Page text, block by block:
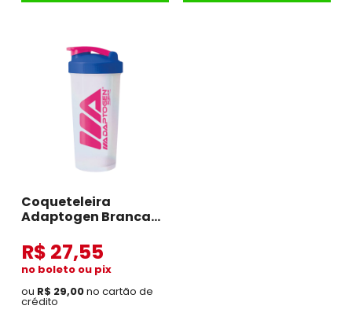
Coqueteleira
Adaptogen Branca
R$ 27,55
no boleto ou pix
ou R$ 29,00no cartão de
crédito